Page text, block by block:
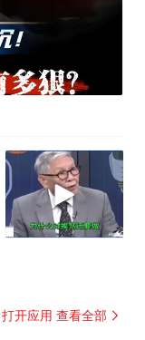
打开应用 查看全部